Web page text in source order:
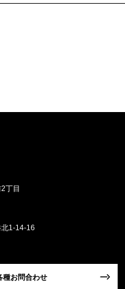
丁目
1-14-16
種お問合わせ